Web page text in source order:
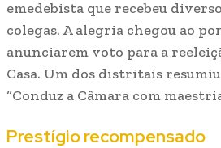
emedebista que recebeu
colegas. A alegria chegou ao
anunciarem voto para a
Casa. Um dos distritais
“Conduz a Câmara com
Prestígio recompensado